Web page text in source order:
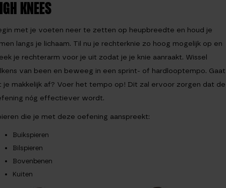
KNEES
met je voeten neer te zetten op heupbreedte en houd je
langs je lichaam. Til nu je rechterknie zo hoog mogelijk op en
je rechterarm voor je uit zodat je je knie aanraakt. Wissel
van been en beweeg in een sprint- of hardlooptempo. Gaat
je makkelijk af? Voer het tempo op! Dit zal ervoor zorgen dat de
nóg effectiever wordt.
die je met deze oefening aanspreekt:
Buikspieren
Bilspieren
Bovenbenen
Kuiten